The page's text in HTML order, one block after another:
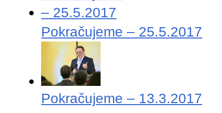
Pokračujeme – 25.5.2017
Pokračujeme – 13.3.2017